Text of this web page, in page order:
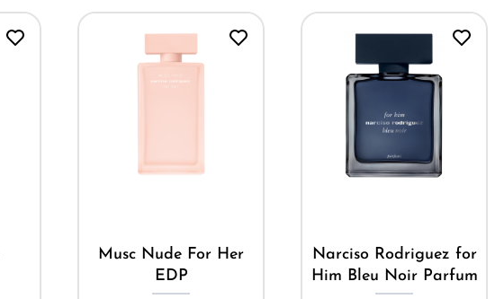
Musc Nude For Her
EDP
Narciso Rodriguez for
Him Bleu Noir Parfum